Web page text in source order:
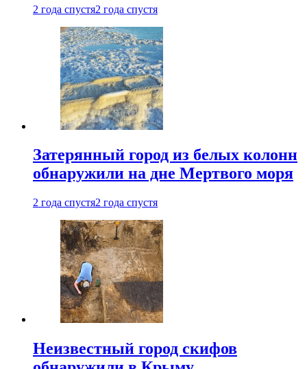
2 года спустя2 года спустя
Затерянный город из белых колонн
обнаружили на дне Мертвого моря
2 года спустя2 года спустя
Неизвестный город скифов